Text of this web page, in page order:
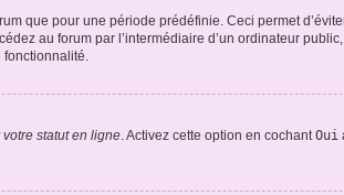
que pour une période prédéfinie. Ceci permet
au forum par l’intermédiaire d’un ordinateur
fonctionnalité.
statut en ligne. Activez cette option en cochantOui